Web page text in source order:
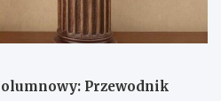
Przewodnik